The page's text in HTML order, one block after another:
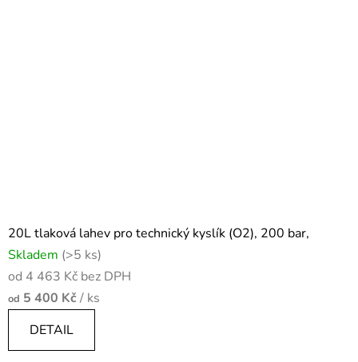
20L tlaková lahev pro technický kyslík (O2), 200 bar,
Skladem (>5 ks)
od 4 463 Kč bez DPH
od 5 400 Kč/ ks
DETAIL